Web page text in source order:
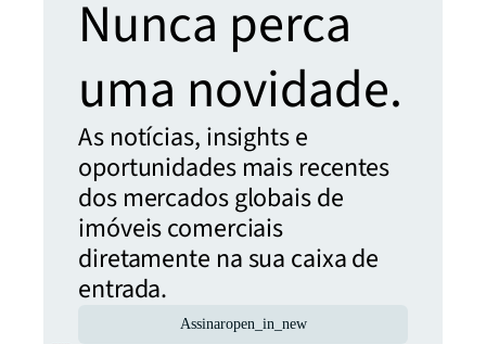
Nunca perca
uma novidade.
As notícias, insights e
oportunidades mais recentes
dos mercados globais de
imóveis comerciais
diretamente na sua caixa de
entrada.
Assinaropen_in_new